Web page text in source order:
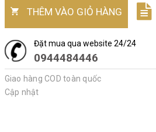
THÊM VÀO GIỎ HÀNG
Đặt mua qua website 24/24
0944484446
Giao hàng COD toàn quốc
Cập nhật